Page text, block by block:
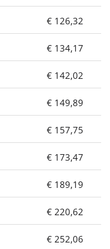
€ 126,32
€ 134,17
€ 142,02
€ 149,89
€ 157,75
€ 173,47
€ 189,19
€ 220,62
€ 252,06